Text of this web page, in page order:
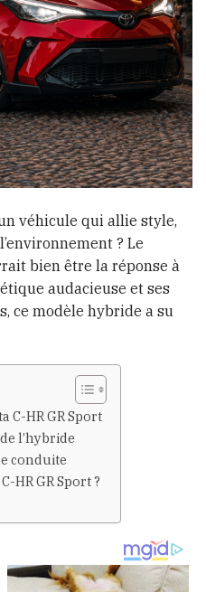
véhicule qui allie style,
? Le
bien être la réponse à
audacieuse et ses
ce modèle hybride a su
C-HR GR Sport
l’hybride
conduite
HR GR Sport ?